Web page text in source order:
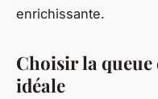
enrichissante.
Choisir la
idéale